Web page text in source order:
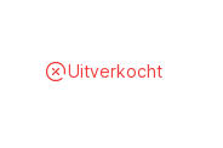
Uitverkocht